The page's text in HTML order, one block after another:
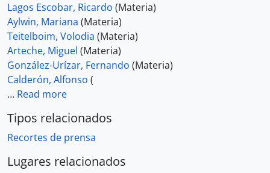
Lagos Escobar, Ricardo (Materia)
Aylwin, Mariana (Materia)
Teitelboim, Volodia (Materia)
Arteche, Miguel (Materia)
González-Urízar, Fernando (Materia)
Calderón, Alfonso (
… Read more
Tipos relacionados
Recortes de prensa
Lugares relacionados